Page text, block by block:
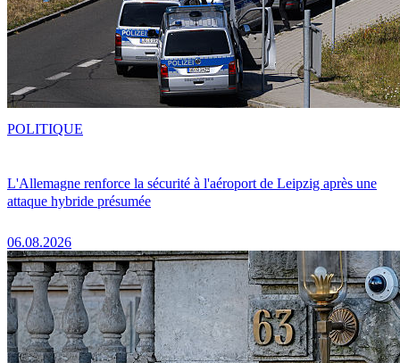
L'Allemagne renforce la sécurité à l'aéroport de Leipzig après une
attaque hybride présumée
06.08.2026
POLITIQUE